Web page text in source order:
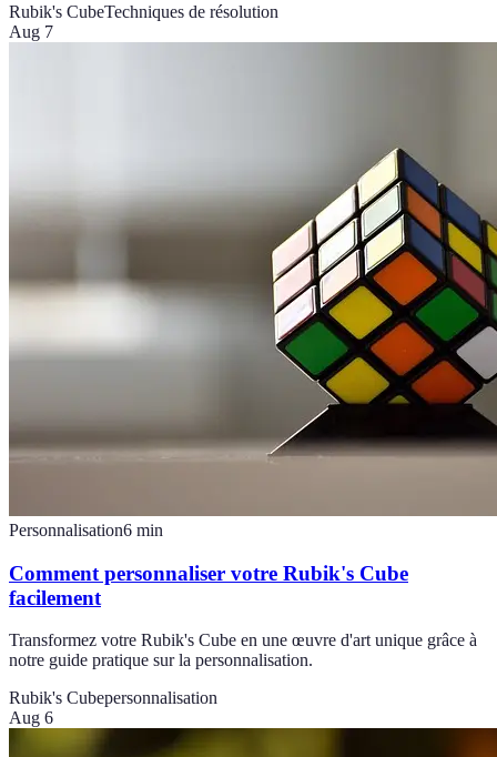
Rubik's CubeTechniques de résolution
Aug 7
Personnalisation6 min
Comment personnaliser votre Rubik's Cube
facilement
Transformez votre Rubik's Cube en une œuvre d'art unique grâce à
notre guide pratique sur la personnalisation.
Rubik's Cubepersonnalisation
Aug 6